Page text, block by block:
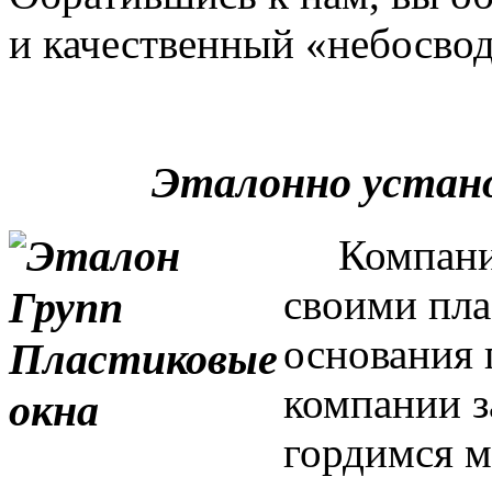
и качественный
Эталонно
своими
основания
компании
гордимся